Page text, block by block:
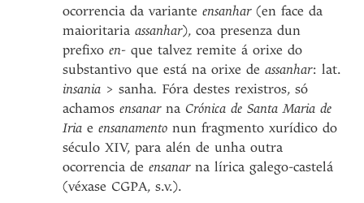
ocorrencia da varianteensanhar(en face da
maioritariaassanhar), coa presenza dun
prefixoen- que talvez remite á orixe do
substantivo que está na orixe deassanhar: lat.
insania > sanha. Fóra destes rexistros, só
achamosensanarnaCrónica de Santa Maria de
Iria eensanamento nun fragmento xurídico do
século XIV, para alén de unha outra
ocorrencia deensanarna lírica galego-castelá
(véxase CGPA, s.v.).